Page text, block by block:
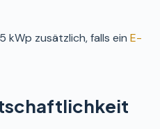
kWp zusätzlich, falls ein E-